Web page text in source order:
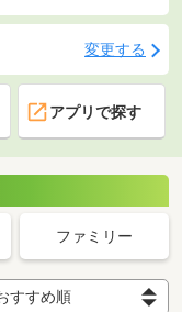
変更する
アプリで探す
ファミリー